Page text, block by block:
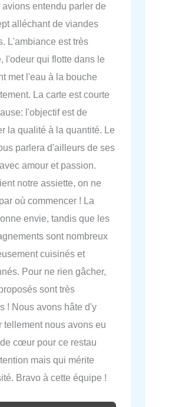
avions entendu parler de
alléchant de viandes
L'ambiance est très
l'odeur qui flotte dans le
met l'eau à la bouche
La carte est courte
l'objectif est de
la qualité à la quantité. Le
parlera d'ailleurs de ses
amour et passion.
notre assiette, on ne
où commencer ! La
envie, tandis que les
sont nombreux
cuisinés et
Pour ne rien gâcher,
sont très
! Nous avons hâte d'y
tellement nous avons eu
cœur pour ce restau
mais qui mérite
Bravo à cette équipe !